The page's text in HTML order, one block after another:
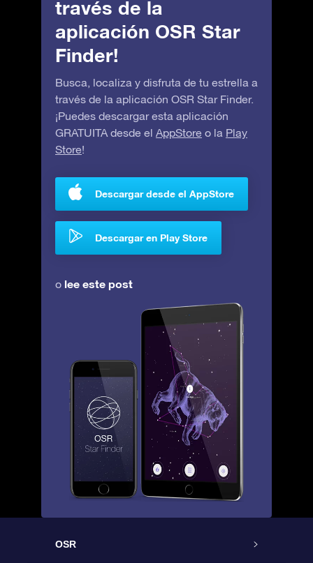
través de la
aplicación OSR Star
Finder!
Busca, localiza y disfruta de tu estrella a
través de la aplicación OSR Star Finder.
¡Puedes descargar esta aplicación
GRATUITA desde el AppStore o la Play
Store!
Descargar desde el AppStore
Descargar en Play Store
o lee este post
OSR